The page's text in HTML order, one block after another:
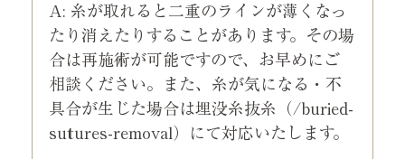
A: 糸が取れると二重のラインが薄くなっ
たり消えたりすることがあります。その場
合は再施術が可能ですので、お早めにご
相談ください。また、糸が気になる・不
具合が生じた場合は埋没糸抜糸（/buried-
sutures-removal）にて対応いたします。